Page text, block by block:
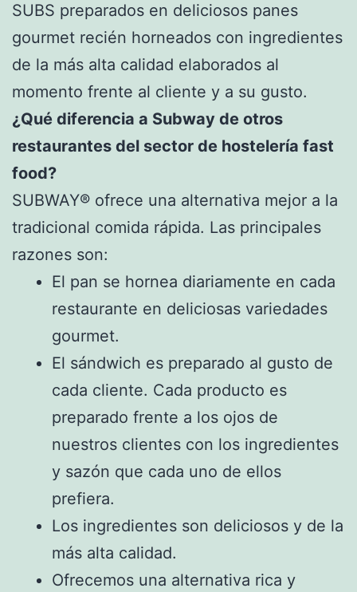
SUBS preparados en deliciosos panes
gourmet recién horneados con ingredientes
de la más alta calidad elaborados al
momento frente al cliente y a su gusto.
¿Qué diferencia a Subway de otros
restaurantes del sector de hostelería fast
food?
SUBWAY® ofrece una alternativa mejor a la
tradicional comida rápida. Las principales
razones son:
El pan se hornea diariamente en cada
restaurante en deliciosas variedades
gourmet.
El sándwich es preparado al gusto de
cada cliente. Cada producto es
preparado frente a los ojos de
nuestros clientes con los ingredientes
y sazón que cada uno de ellos
prefiera.
Los ingredientes son deliciosos y de la
más alta calidad.
Ofrecemos una alternativa rica y